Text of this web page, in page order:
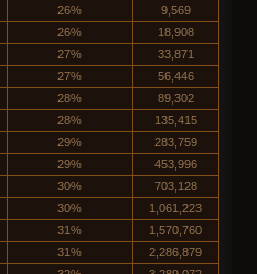
26%
9,569
26%
18,908
27%
33,871
27%
56,446
28%
89,302
28%
135,415
29%
283,759
29%
453,996
30%
703,128
30%
1,061,223
31%
1,570,760
31%
2,286,879